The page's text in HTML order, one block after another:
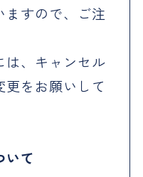
ますので、ご注
は、キャンセル
をお願いして
いて